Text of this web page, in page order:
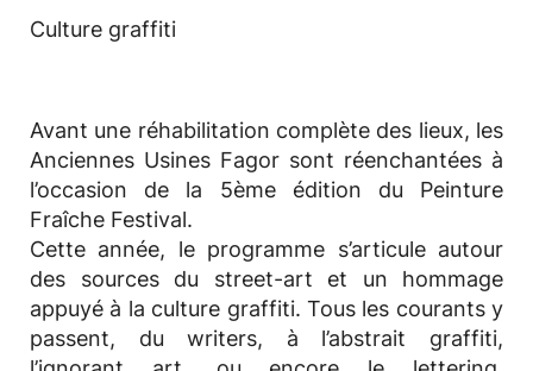
Culture graffiti
Avant une réhabilitation complète des lieux, les
Anciennes Usines Fagor sont réenchantées à
l’occasion de la 5ème édition du Peinture
Fraîche Festival.
Cette année, le programme s’articule autour
des sources du street-art et un hommage
appuyé à la culture graffiti. Tous les courants y
passent, du writers, à l’abstrait graffiti,